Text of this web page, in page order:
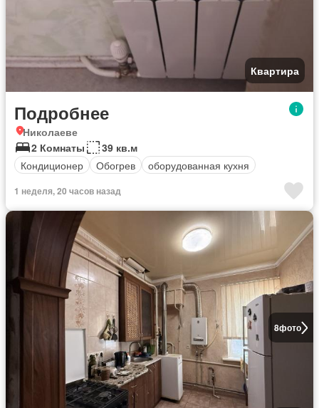
Квартира
Подробнее
Николаеве
2 Комнаты
39 кв.м
Кондиционер
Обогрев оборудованная кухня
1 неделя, 20 часов назад
8фото